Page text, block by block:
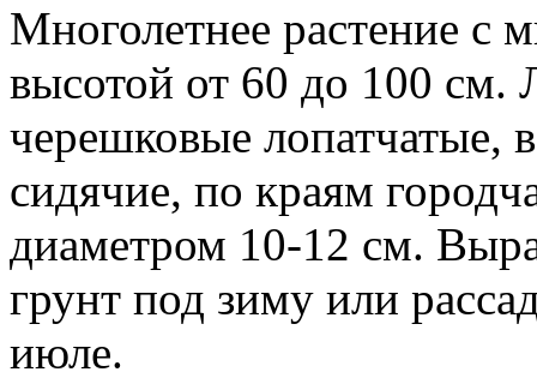
Многолетнее растение с
высотой от 60 до 100 см.
черешковые лопатчатые,
сидячие, по краям
диаметром 10-12 см.
грунт под зиму или
июле.